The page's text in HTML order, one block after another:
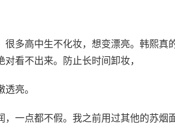
多高中生不化妆，想变漂亮。韩熙真
看不出来。防止长时间卸妆，
亮。
一点都不假。我之前用过其他的苏烟